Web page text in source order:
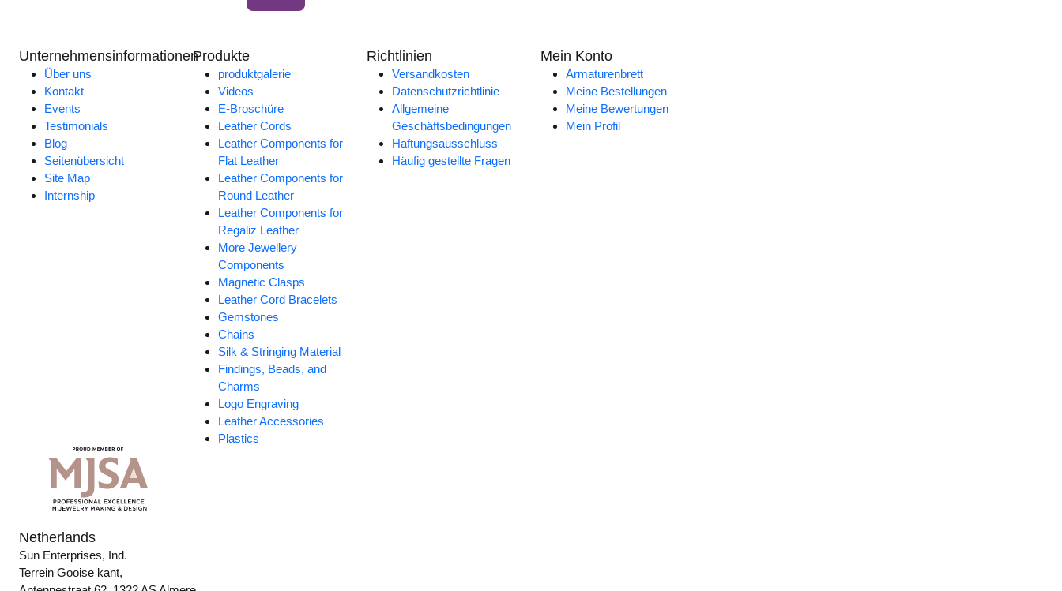
Unternehmensinformationen
Über uns
Kontakt
Events
Testimonials
Blog
Seitenübersicht
Site Map
Internship
Produkte
produktgalerie
Videos
E-Broschüre
Leather Cords
Leather Components for
Flat Leather
Leather Components for
Round Leather
Leather Components for
Regaliz Leather
More Jewellery
Components
Magnetic Clasps
Leather Cord Bracelets
Gemstones
Chains
Silk & Stringing Material
Findings, Beads, and
Charms
Logo Engraving
Leather Accessories
Plastics
Richtlinien
Versandkosten
Datenschutzrichtlinie
Allgemeine
Geschäftsbedingungen
Haftungsausschluss
Häufig gestellte Fragen
Mein Konto
Armaturenbrett
Meine Bestellungen
Meine Bewertungen
Mein Profil
Netherlands
Sun Enterprises, Ind.
Terrein Gooise kant,